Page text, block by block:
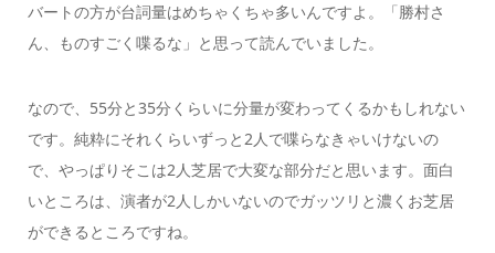
バートの方が台詞量はめちゃくちゃ多いんですよ。「勝村さ
ん、ものすごく喋るな」と思って読んでいました。
なので、55分と35分くらいに分量が変わってくるかもしれない
です。純粋にそれくらいずっと2人で喋らなきゃいけないの
で、やっぱりそこは2人芝居で大変な部分だと思います。面白
いところは、演者が2人しかいないのでガッツリと濃くお芝居
ができるところですね。